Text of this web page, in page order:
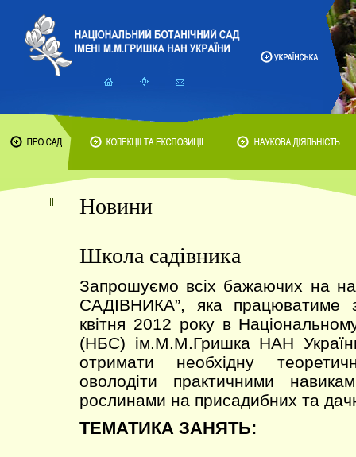
Новини
Школа садівника
Запрошуємо всіх бажаючих на
САДІВНИКА”, яка
квітня 2012 року в
(НБС) ім.М.М.Гришка НАН
отримати необхідну
оволодіти практичними
рослинами на присадибних та
ТЕМАТИКА ЗАНЯТЬ: